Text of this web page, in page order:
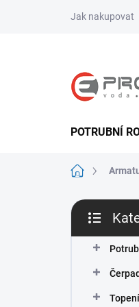
Jak nakupovat
POTRUBNÍ
Domů
P
s
kategorie